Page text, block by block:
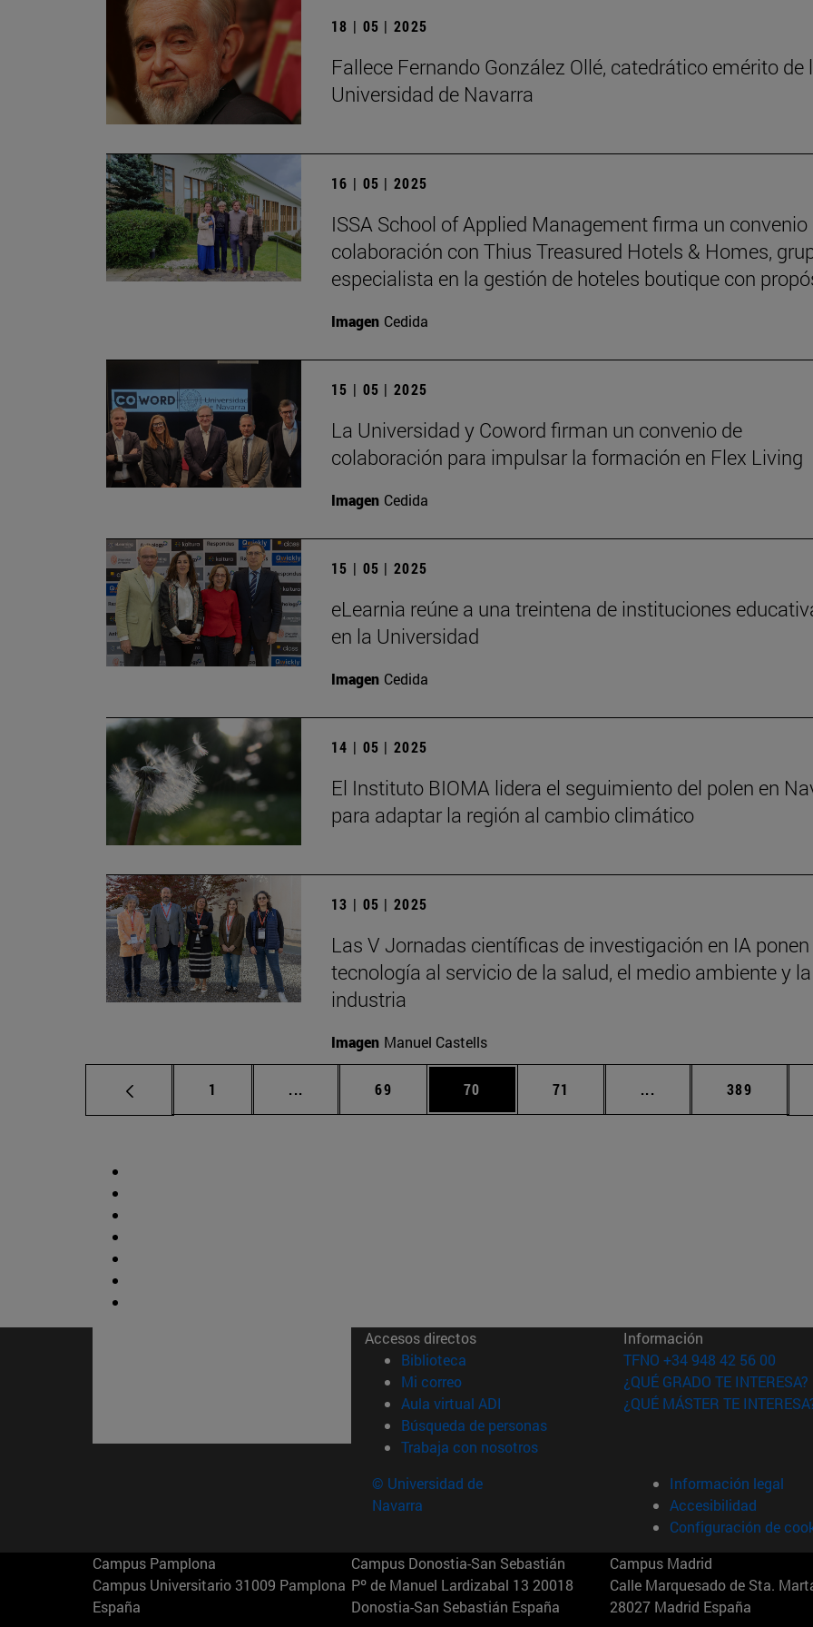
18 | 05 | 2025
Fallece Fernando González Ollé, catedrático emérito de
Universidad de Navarra
16 | 05 | 2025
ISSA School of Applied Management firma un convenio
colaboración con Thius Treasured Hotels & Homes,
especialista en la gestión de hoteles boutique con
Imagen Cedida
15 | 05 | 2025
La Universidad y Coword firman un convenio de
colaboración para impulsar la formación en Flex Living
Imagen Cedida
15 | 05 | 2025
eLearnia reúne a una treintena de instituciones
en la Universidad
Imagen Cedida
14 | 05 | 2025
El Instituto BIOMA lidera el seguimiento del polen en
para adaptar la región al cambio climático
13 | 05 | 2025
Las V Jornadas científicas de investigación en IA
tecnología al servicio de la salud, el medio ambiente y la
industria
Imagen Manuel Castells
Página
1 ... Páginas intermedias Use TAB para desplazarse.
Página
69 Página
70 Página
71 ... Páginas intermedias
Página
389
Accesos directos
Biblioteca (abre en nueva ventana)
Mi correo(abre en nueva ventana)
Aula virtual ADI (abre en nueva ventana)
Búsqueda de personas(abre en nueva ventana)
Trabaja con nosotros(abre en nueva ventana)
Información
TFNO +34 948 42 56 00
¿QUÉ GRADO TE INTERESA?
¿QUÉ MÁSTER TE
© Universidad de
Navarra
Información legal
Accesibilidad
Configuración de
Campus Pamplona
Campus Universitario 31009 Pamplona
España
Campus Donostia-San Sebastián
Pº de Manuel Lardizabal 13 20018
Donostia-San Sebastián España
Campus Madrid
Calle Marquesado de Sta.
28027 Madrid España